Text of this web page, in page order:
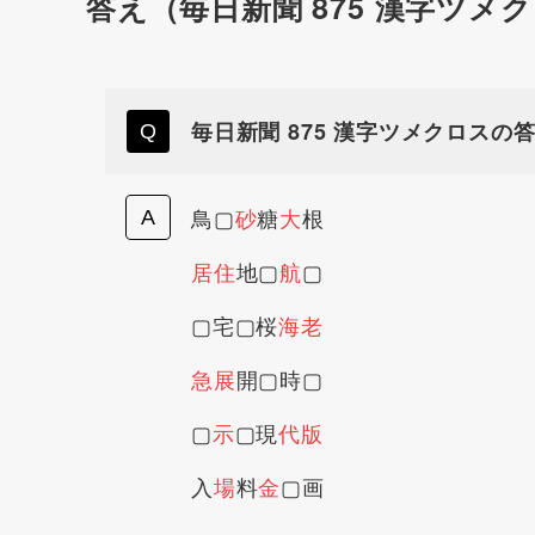
毎日新聞 875 漢字ツメクロスの答
鳥▢砂糖大根
居住地▢航▢
▢宅▢桜海老
急展開▢時▢
▢示▢現代版
入場料金▢画